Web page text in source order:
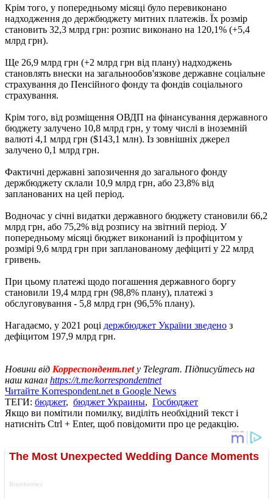
Крім того, у попередньому місяці було перевиконано
надходження до держбюджету митних платежів. Їх розмір
становить 32,3 млрд грн: розпис виконано на 120,1% (+5,4
млрд грн).
Ще 26,9 млрд грн (+2 млрд грн від плану) надходжень
становлять внески на загальнообов'язкове державне соціальне
страхування до Пенсійного фонду та фондів соціального
страхування.
Крім того, від розміщення ОВДП на фінансування державного
бюджету залучено 10,8 млрд грн, у тому числі в іноземній
валюті 4,1 млрд грн ($143,1 млн). Із зовнішніх джерел
залучено 0,1 млрд грн.
Фактичні державні запозичення до загального фонду
держбюджету склали 10,9 млрд грн, або 23,8% від
запланованих на цей період.
Водночас у січні видатки державного бюджету становили 66,2
млрд грн, або 75,2% від розпису на звітний період. У
попередньому місяці бюджет виконаний із профіцитом у
розмірі 9,6 млрд грн при запланованому дефіциті у 22 млрд
гривень.
При цьому платежі щодо погашення державного боргу
становили 19,4 млрд грн (98,8% плану), платежі з
обслуговування - 5,8 млрд грн (96,5% плану).
Нагадаємо, у 2021 році держбюджет України зведено з
дефіцитом 197,9 млрд грн.
Новини від Корреспондент.netу Telegram. Підписуйтесь на
наш канал https://t.me/korrespondentnet
Читайте Korrespondent.net в Google News
ТЕГИ: бюджет, бюджет Украины, Госбюджет
Якщо ви помітили помилку, виділіть необхідний текст і
натисніть Ctrl + Enter, щоб повідомити про це редакцію.